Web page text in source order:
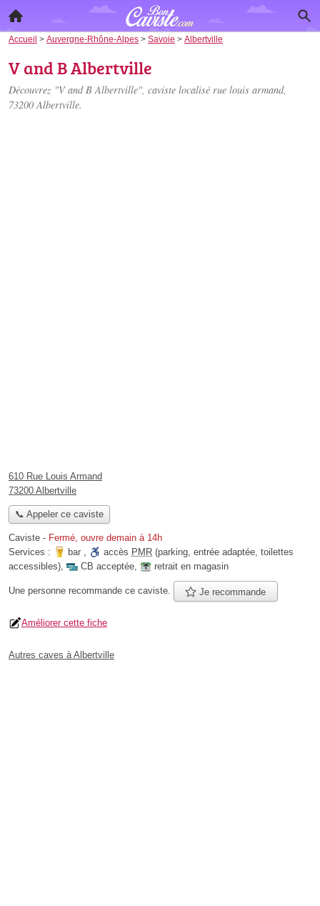
Accueil > Auvergne-Rhône-Alpes > Savoie > Albertville
V and B Albertville
Découvrez "V and B Albertville", caviste localisé rue louis armand,
73200 Albertville.
610 Rue Louis Armand
73200 Albertville
📞 Appeler ce caviste
Caviste - Fermé, ouvre demain à 14h
Services :
bar , accès PMR (parking, entrée adaptée, toilettes
accessibles), CB acceptée, retrait en magasin
Une personne recommande ce caviste. Je recommande
Améliorer cette fiche
Autres caves à Albertville